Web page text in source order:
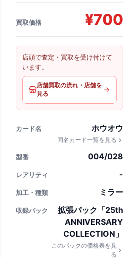
買取価格 ¥700
店頭で査定・買取を受け付けて
います。
店舗買取の流れ・店舗を
見る
カード名 ホウオウ
同名カード一覧を見る
型番 004/028
レアリティ -
加工・種類 ミラー
収録パック
拡張パック「25th
ANNIVERSARY
COLLECTION」
このパックの価格表を見
る